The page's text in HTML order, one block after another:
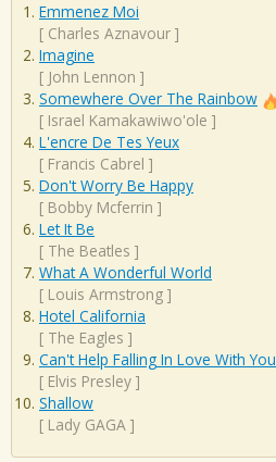
Emmenez Moi
[ Charles Aznavour ]
Imagine
[ John Lennon ]
Somewhere Over The Rainbow
[ Israel Kamakawiwo'ole ]
L'encre De Tes Yeux
[ Francis Cabrel ]
Don't Worry Be Happy
[ Bobby Mcferrin ]
Let It Be
[ The Beatles ]
What A Wonderful World
[ Louis Armstrong ]
Hotel California
[ The Eagles ]
Can't Help Falling In Love With You
[ Elvis Presley ]
Shallow
[ Lady GAGA ]